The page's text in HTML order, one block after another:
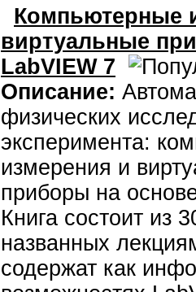
Компьютерные
виртуальные
LabVIEW 7
Описание:
физических
эксперимента:
измерения и
приборы на
Книга состоит из
названных
содержат как